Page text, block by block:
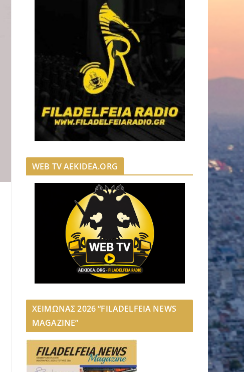
WEB TV AEKIDEA.ORG
ΧΕΙΜΩΝΑΣ 2026 “FILADELFEIA NEWS
MAGAZINE”